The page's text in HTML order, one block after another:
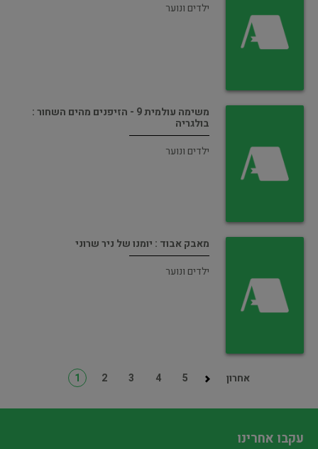
ילדים ונוער
משימה עולמית 9 - הזיפנים מהים השחור :
בולגריה
ילדים ונוער
מאבק אבוד : יומנו של ניר שרוני
ילדים ונוער
1 2 3 4 5 אחרון
עקבו אחרינו